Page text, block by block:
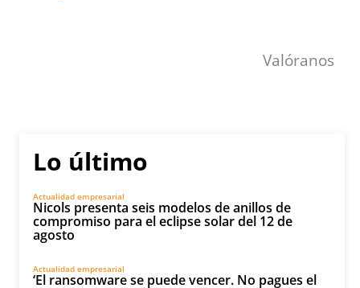
Valóranos
Lo último
Actualidad empresarial
Nicols presenta seis modelos de anillos de
compromiso para el eclipse solar del 12 de
agosto
Actualidad empresarial
‘El ransomware se puede vencer. No pagues el